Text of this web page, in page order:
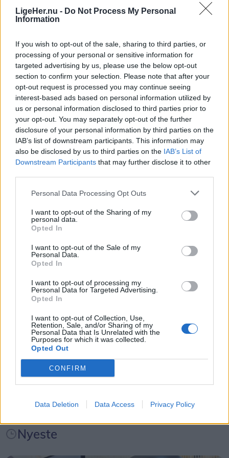
LigeHer.nu - Do Not Process My Personal
Information
If you wish to opt-out of the sale, sharing to third parties, or
processing of your personal or sensitive information for
targeted advertising by us, please use the below opt-out
section to confirm your selection. Please note that after your
opt-out request is processed you may continue seeing
interest-based ads based on personal information utilized by
us or personal information disclosed to third parties prior to
your opt-out. You may separately opt-out of the further
disclosure of your personal information by third parties on the
IAB’s list of downstream participants. This information may
also be disclosed by us to third parties on the IAB’s List of
Downstream Participants that may further disclose it to other
Personal Data Processing Opt Outs
I want to opt-out of the Sharing of my
personal data.
Opted In
I want to opt-out of the Sale of my
Personal Data.
Opted In
I want to opt-out of processing my
Personal Data for Targeted Advertising.
Opted In
I want to opt-out of Collection, Use,
Retention, Sale, and/or Sharing of my
Personal Data that Is Unrelated with the
Purposes for which it was collected.
Opted Out
CONFIRM
Data Deletion Data Access Privacy Policy
"udviser særlig agtpågivenhed".
Rabjerg Madsen (S) siger, at myndighederne
agerer efter et forsigtighedsprincip.
- Ulven er blevet en del af den danske natur. Hvis
den skal være det på en ordentlig måde, kræver
det, at vi fra politisk hold og fra myndighedernes
side bruger de muligheder, vi har for at passe
godt på befolkningen, siger ministeren til
styrelsens hjemmeside.
- Hvis vi oplever problemulve, så skal de skydes.
Klitplantage advarer myndighederne nu ud fra et
forsigtighedsprincip mod, at man færdes i
området, indtil hændelsen er vurderet nærmere,
siger Christian Rabjerg Madsen.
Ulven er som udgangspunkt fredet i Danmark og
resten af EU, da bestanden har været truet af
udryddelse.
En ulv må dog skydes, hvis den kategoriseres som
en problem ulv, og hvis myndighederne har givet
FREDERIKSHAVN: Da Jakob Junker Jeppesen fra
ændrede hverdagen sig fra den ene dag til den
anden.
I dag - ni år senere - er den 25-årige studerende
blevet iværksætter og står bag en app, der skal
gøre livet lettere for mennesker med epilepsi og
deres pårørende.
Selvom Jakob i dag studerer og er flyttet
Alkohol skal begrænses, en god nats søvn er
afgørende, og medicinen er en fast del af
hverdagen for at holde epilepsianfaldene under
kontrol.
Lige inden diagnosen blev stillet, var fremtiden
fyldt med forventninger.
- Jeg levede et helt almindeligt ungdomsliv med
venner og en masse fester. Jeg var bare glad og
glædede mig til at starte på Horne Efterskole. Det
føltes som om, at nu begyndte livet for alvor,
fortæller Jakob.
Et vendepunkt
Under en gamingaften med vennerne skete der
noget usædvanligt. Da Jakob senere kom hjem,
viste han sin mor en video fra aftenen. Hun kunne
Vis mere
Del artikel
Kategorier
Events
Aktuelt
Mennesker
Shopping
Mad & drikke
Nyeste